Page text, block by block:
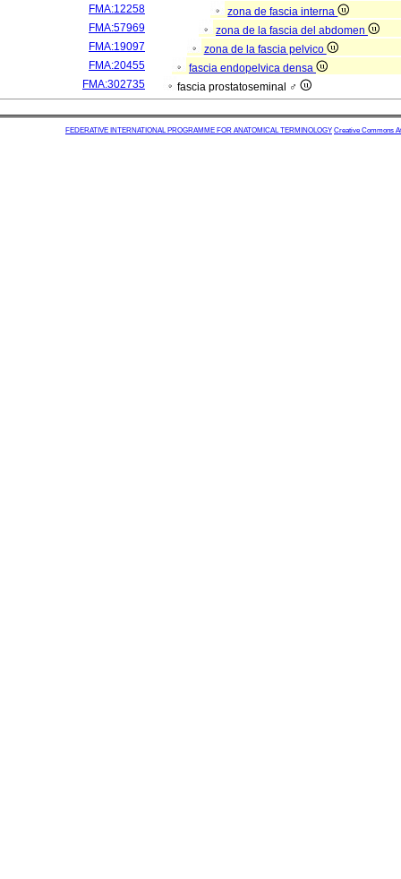
FMA:12258
zona de fascia interna
FMA:57969
zona de la fascia del abdomen
FMA:19097
zona de la fascia pelvico
FMA:20455
fascia endopelvica densa
FMA:302735
fascia prostatoseminal ♂
FEDERATIVE INTERNATIONAL PROGRAMME FOR ANATOMICAL TERMINOLOGY Creative Commons